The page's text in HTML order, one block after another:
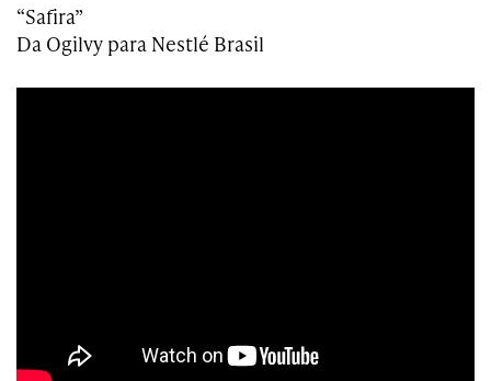
“Safira”
Da Ogilvy para Nestlé Brasil